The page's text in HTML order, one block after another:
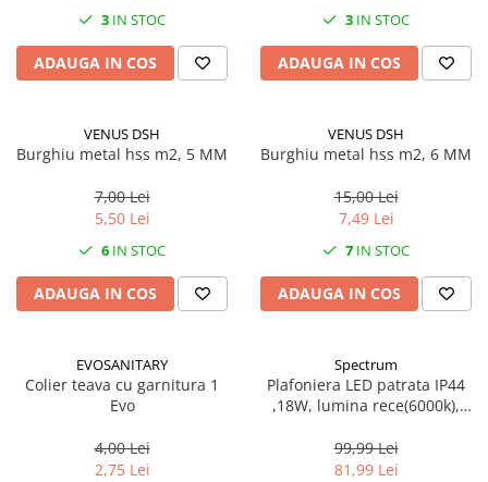
3 IN STOC
ADAUGA IN COS
3 IN STOC
ADAUGA IN COS
VENUS DSH
Burghiu metal hss m2, 5 MM
7,00 Lei
5,50 Lei
6 IN STOC
ADAUGA IN COS
VENUS DSH
Burghiu metal hss m2, 6 MM
15,00 Lei
7,49 Lei
7 IN STOC
ADAUGA IN COS
EVOSANITARY
Colier teava cu garnitura 1
Evo
4,00 Lei
2,75 Lei
Spectrum
Plafoniera LED patrata IP44
,18W, lumina rece(6000k),
99,99 Lei
81,99 Lei